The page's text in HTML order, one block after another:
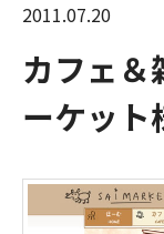
2011.07.20
カフェ＆
ーケット